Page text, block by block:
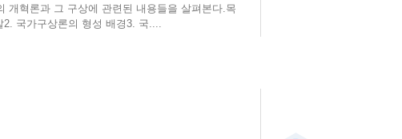
개혁론과 그 구상에 관련된 내용들을 살펴본다.목
국가구상론의 형성 배경3. 국....